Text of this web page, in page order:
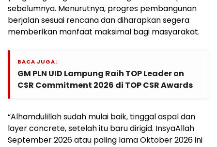
sebelumnya. Menurutnya, progres pembangunan
berjalan sesuai rencana dan diharapkan segera
memberikan manfaat maksimal bagi masyarakat.
BACA JUGA:
GM PLN UID Lampung Raih TOP Leader on
CSR Commitment 2026 di TOP CSR Awards
“Alhamdulillah sudah mulai baik, tinggal aspal dan
layer concrete, setelah itu baru dirigid. InsyaAllah
September 2026 atau paling lama Oktober 2026 ini